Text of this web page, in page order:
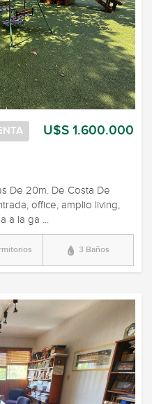
U$S 1.600.000
De 20m. De Costa De
office, amplio living,
a la ga ...
3 Baños